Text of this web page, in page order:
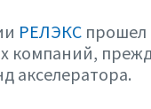
РЕЛЭКС прошел
компаний,
акселератора.